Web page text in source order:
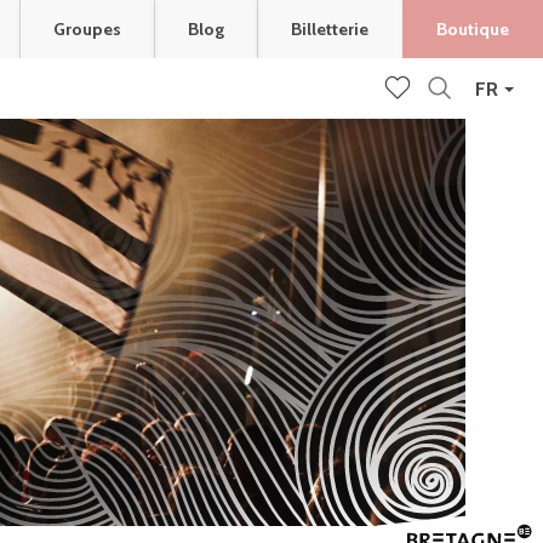
Voir les favoris
Recherche
FR
Groupes Blog Billetterie Boutique